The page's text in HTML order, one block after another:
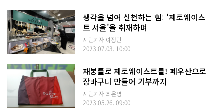
생각을 넘어 실천하는 힘! '제로웨이스
트 서울'을 취재하며
시민기자 이정민
2023.07.03. 10:00
재봉틀로 제로웨이스트를! 폐우산으로
장바구니 만들어 기부까지
시민기자 최은영
2023.05.26. 09:00